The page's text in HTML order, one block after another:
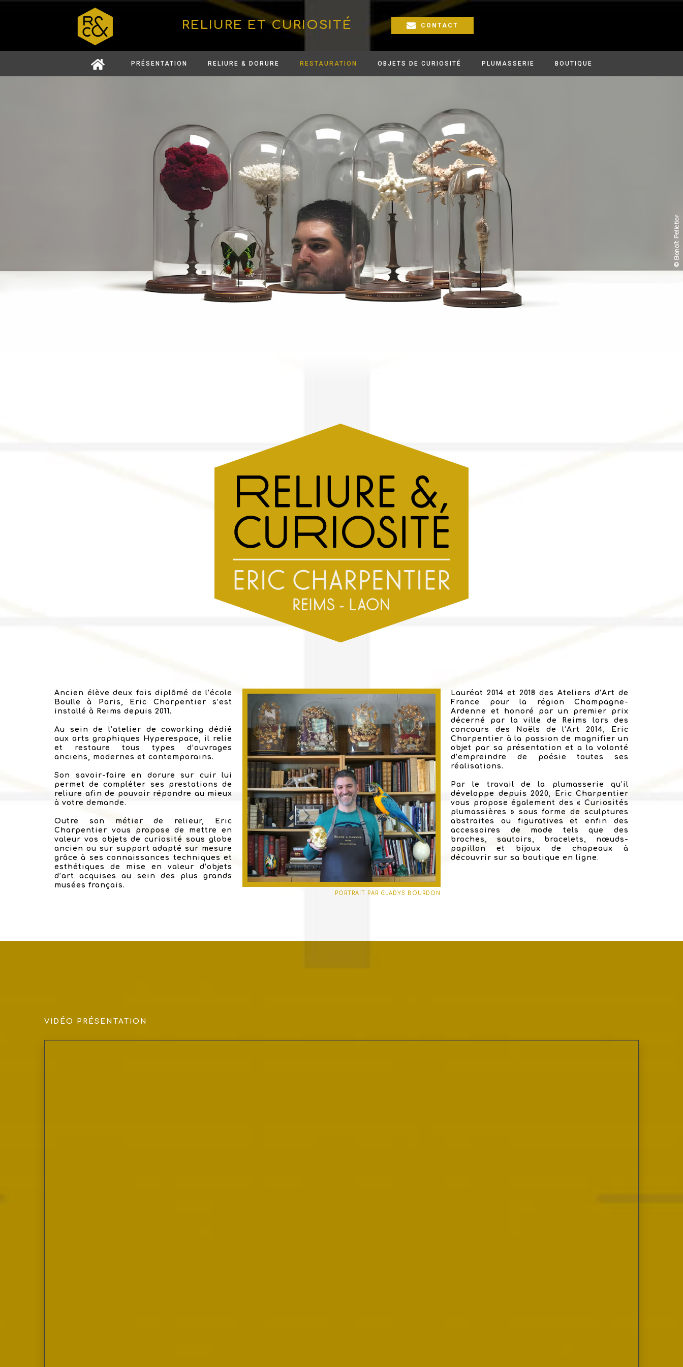
RELIURE ET CURIOSITÉ CONTACT
PRÉSENTATION RELIURE & DORURE RESTAURATION OBJETS DE CURIOSITÉ PLUMASSERIE BOUTIQUE
Ancien élève deux fois diplômé de l’école
Boulle à Paris, Eric Charpentier s’est
installé à Reims depuis 2011.
Au sein de l’atelier de coworking dédié
aux arts graphiques Hyperespace, il relie
et restaure tous types d’ouvrages
anciens, modernes et contemporains.
Son savoir-faire en dorure sur cuir lui
permet de compléter ses prestations de
reliure afin de pouvoir répondre au mieux
à votre demande.
Outre son métier de relieur, Eric
Charpentier vous propose de mettre en
valeur vos objets de curiosité sous globe
ancien ou sur support adapté sur mesure
grâce à ses connaissances techniques et
esthétiques de mise en valeur d’objets
d’art acquises au sein des plus grands
musées français.
PORTRAIT PAR GLADYS BOURDON
Lauréat 2014 et 2018 des Ateliers d’Art de
France pour la région Champagne-
Ardenne et honoré par un premier prix
décerné par la ville de Reims lors des
concours des Noëls de l’Art 2014, Eric
Charpentier à la passion de magnifier un
objet par sa présentation et a la volonté
d’empreindre de poésie toutes ses
réalisations.
Par le travail de la plumasserie qu’il
développe depuis 2020, Eric Charpentier
vous propose également des « Curiosités
plumassières » sous forme de sculptures
abstraites ou figuratives et enfin des
accessoires de mode tels que des
broches, sautoirs, bracelets, nœuds-
papillon et bijoux de chapeaux à
découvrir sur sa boutique en ligne.
VIDÉO PRÉSENTATION